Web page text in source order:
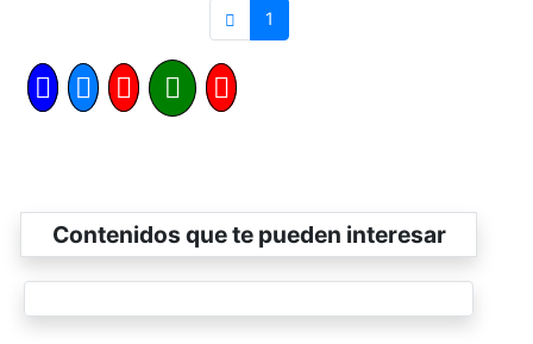
1
Contenidos que te pueden interesar